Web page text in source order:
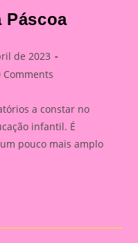
Páscoa
de 2023
Comments
a constar no
infantil. É
pouco mais amplo